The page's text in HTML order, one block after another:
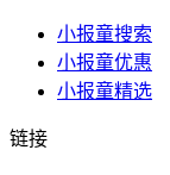
小报童搜索
小报童优惠
小报童精选
链接